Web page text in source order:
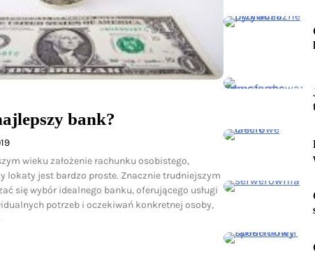
bank?
wieku założenie rachunku osobistego,
lokaty jest bardzo proste. Znacznie trudniejszym
się wybór idealnego banku, oferującego usługi
potrzeb i oczekiwań konkretnej osoby,